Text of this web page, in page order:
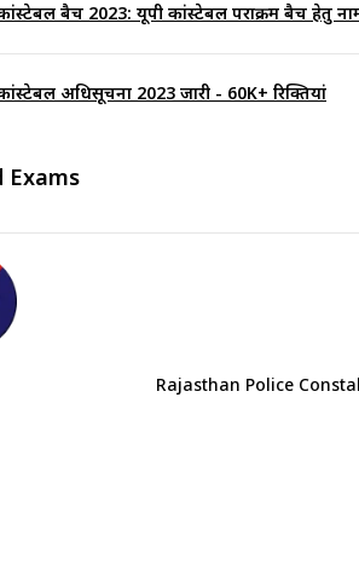
बैच 2023: यूपी कांस्टेबल पराक्रम बैच हेतु
अधिसूचना 2023 जारी - 60K+ रिक्तियां
Exams
Rajasthan Police